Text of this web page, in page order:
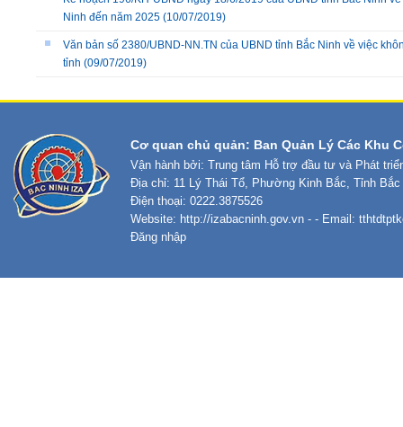
Ninh đến năm 2025 (10/07/2019)
Văn bản số 2380/UBND-NN.TN của UBND tỉnh Bắc Ninh về việc
tỉnh (09/07/2019)
Cơ quan chủ quản: Ban Quản Lý Các Khu
Vận hành bởi: Trung tâm Hỗ trợ đầu tư và Phát
Địa chỉ: 11 Lý Thái Tổ, Phường Kinh Bắc, Tỉnh Bắc
Điện thoại: 0222.3875526
Website: http://izabacninh.gov.vn - - Email:
Đăng nhập